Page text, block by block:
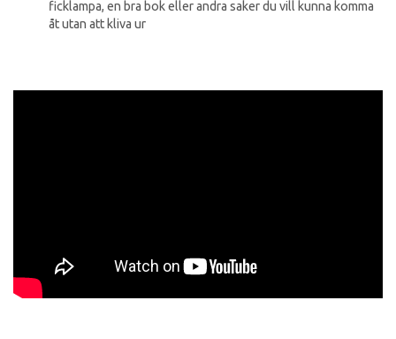
ficklampa, en bra bok eller andra saker du vill kunna komma
åt utan att kliva ur